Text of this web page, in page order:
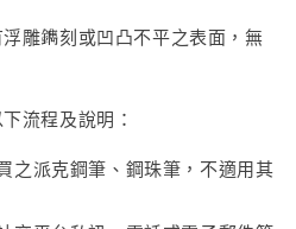
雕鐫刻或凹凸不平之表面，無
流程及說明：
之派克鋼筆、鋼珠筆，不適用其